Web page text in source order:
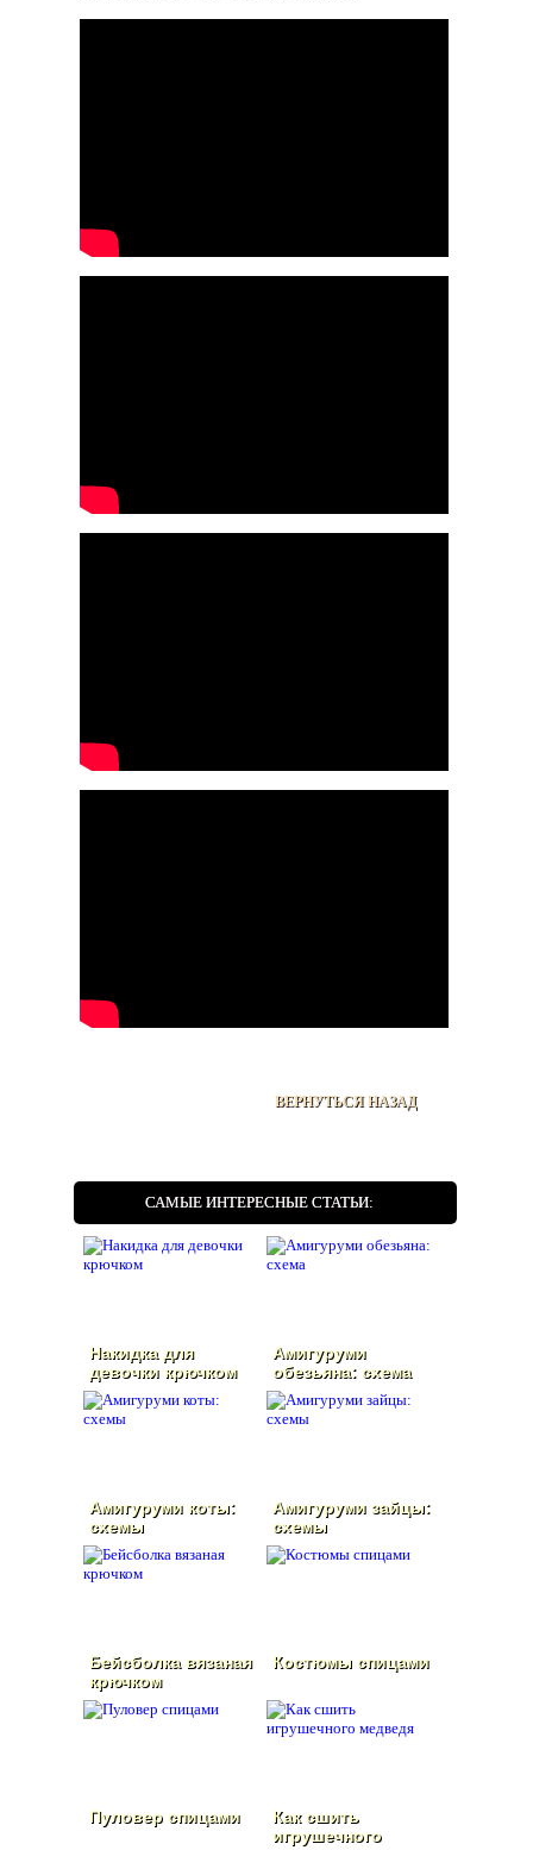
ВЕРНУТЬСЯ НАЗАД
САМЫЕ ИНТЕРЕСНЫЕ СТАТЬИ:
Накидка для
девочки крючком
Амигуруми
обезьяна: схема
Амигуруми коты:
схемы
Амигуруми зайцы:
схемы
Бейсболка вязаная
крючком
Костюмы спицами
Пуловер спицами
Как сшить
игрушечного